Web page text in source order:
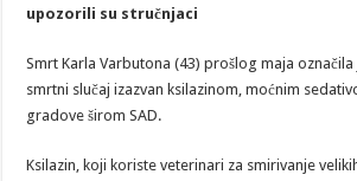
upozorili su stručnjaci
Smrt Karla Varbutona (43) prošlog maja
smrtni slučaj izazvan ksilazinom, moćnim
gradove širom SAD.
Ksilazin, koji koriste veterinari za smirivanje